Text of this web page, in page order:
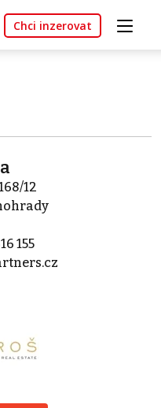
Chci inzerovat
12
155